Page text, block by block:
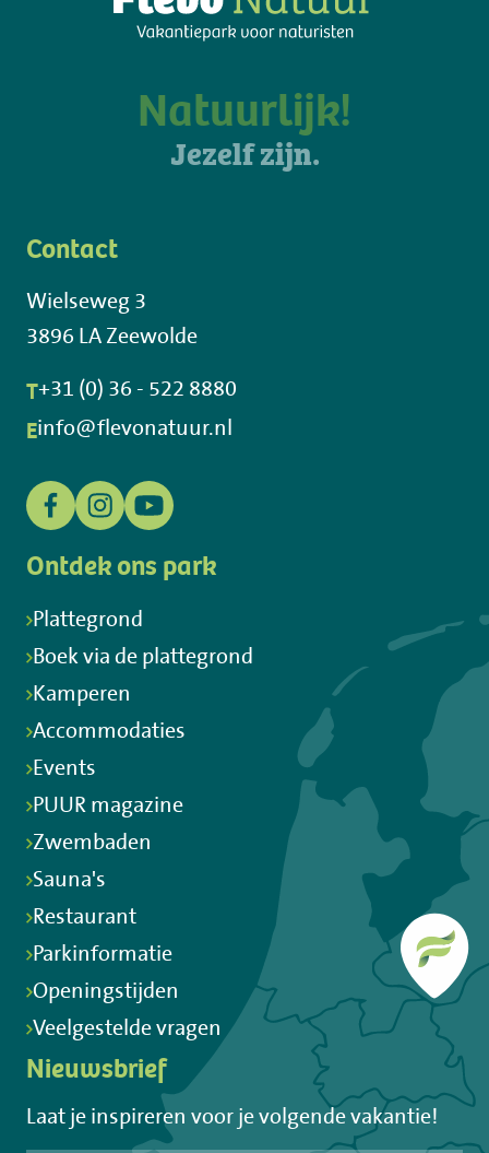
Natuurlijk!
Jezelf zijn.
Contact
Wielseweg 3
3896 LA Zeewolde
T+31 (0) 36 - 522 8880
Einfo@flevonatuur.nl
Ontdek ons park
Plattegrond
Boek via de plattegrond
Kamperen
Accommodaties
Events
PUUR magazine
Zwembaden
Sauna's
Restaurant
Parkinformatie
Openingstijden
Veelgestelde vragen
Nieuwsbrief
Laat je inspireren voor je volgende vakantie!